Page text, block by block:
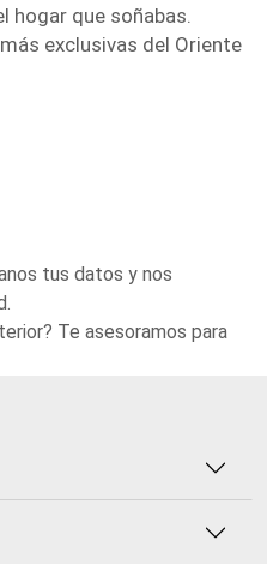
hogar que soñabas.
exclusivas del Oriente
tus datos y nos
Te asesoramos para